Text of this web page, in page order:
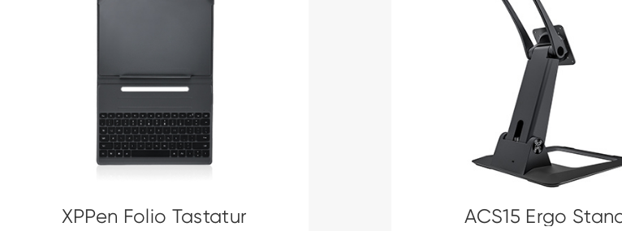
XPPen Folio Tastatur ACS15 Ergo